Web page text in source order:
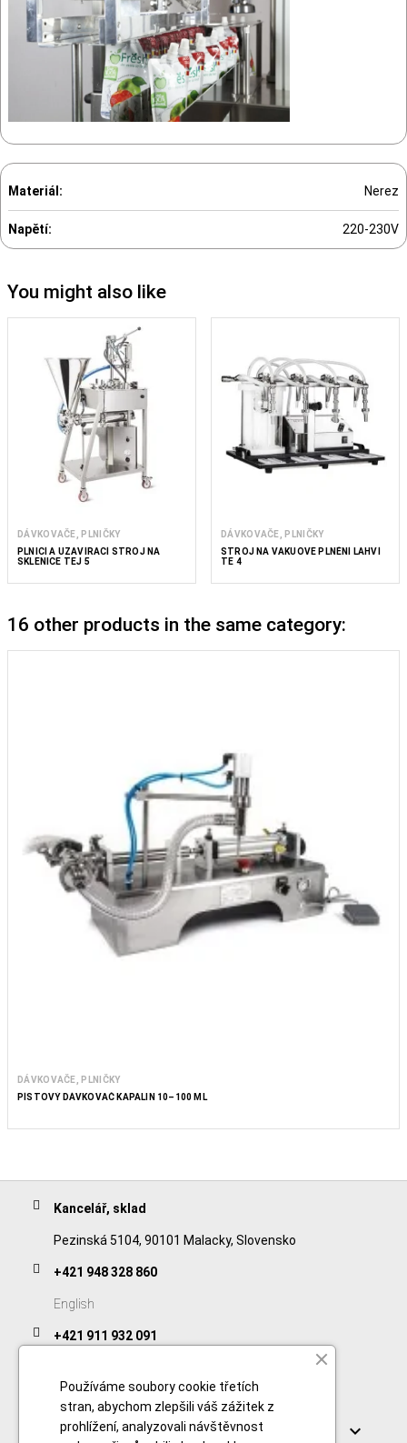
Materiál: Nerez
Napětí: 220-230V
You might also like
DÁVKOVAČE, PLNIČKY
PLNICÍ A UZAVÍRACÍ STROJ NA
SKLENICE TEJ 5
DÁVKOVAČE, PLNIČKY
STROJ NA VAKUOVÉ PLNĚNÍ LAHVÍ
TE 4
16 other products in the same category:
DÁVKOVAČE, PLNIČKY
PÍSTOVÝ DÁVKOVAČ KAPALIN 10–100 ML
Kancelář, sklad
Pezinská 5104, 90101 Malacky, Slovensko
+421 948 328 860
English
+421 911 932 091
Odkazy 
Používáme soubory cookie třetích
stran, abychom zlepšili váš zážitek z
prohlížení, analyzovali návštěvnost